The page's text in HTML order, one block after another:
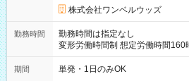
株式会社ワンベルウッズ
勤務時間
勤務時間は指定なし
変形労働時間制 想定労働時間160時間/月 【シフト例
～22：00
期間 単発・1日のみOK